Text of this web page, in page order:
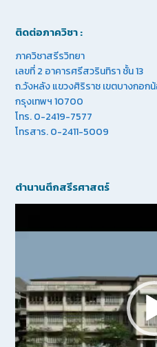
ติดต่อภาควิชา :
ภาควิชาสรีรวิทยา
เลขที่ 2 อาคารศรีสวรินทิรา ชั้น 13
ถ.วังหลัง แขวงศิริราช เขตบางกอก
กรุงเทพฯ 10700
โทร. 0-2419-7577
โทรสาร. 0-2411-5009
ตำนานตึกสรีรศาสตร์